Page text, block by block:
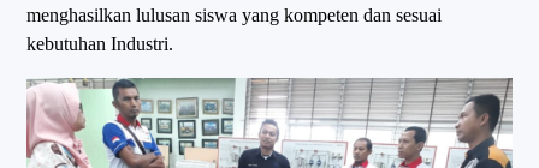
menghasilkan lulusan siswa yang kompeten dan sesuai
kebutuhan Industri.